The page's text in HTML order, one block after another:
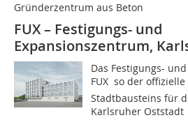
Gründerzentrum aus Beton
FUX – Festigungs- und
Expansionszentrum,
Das Festigungs-
FUX  so der
Stadtbausteins für
Karlsruher Oststadt